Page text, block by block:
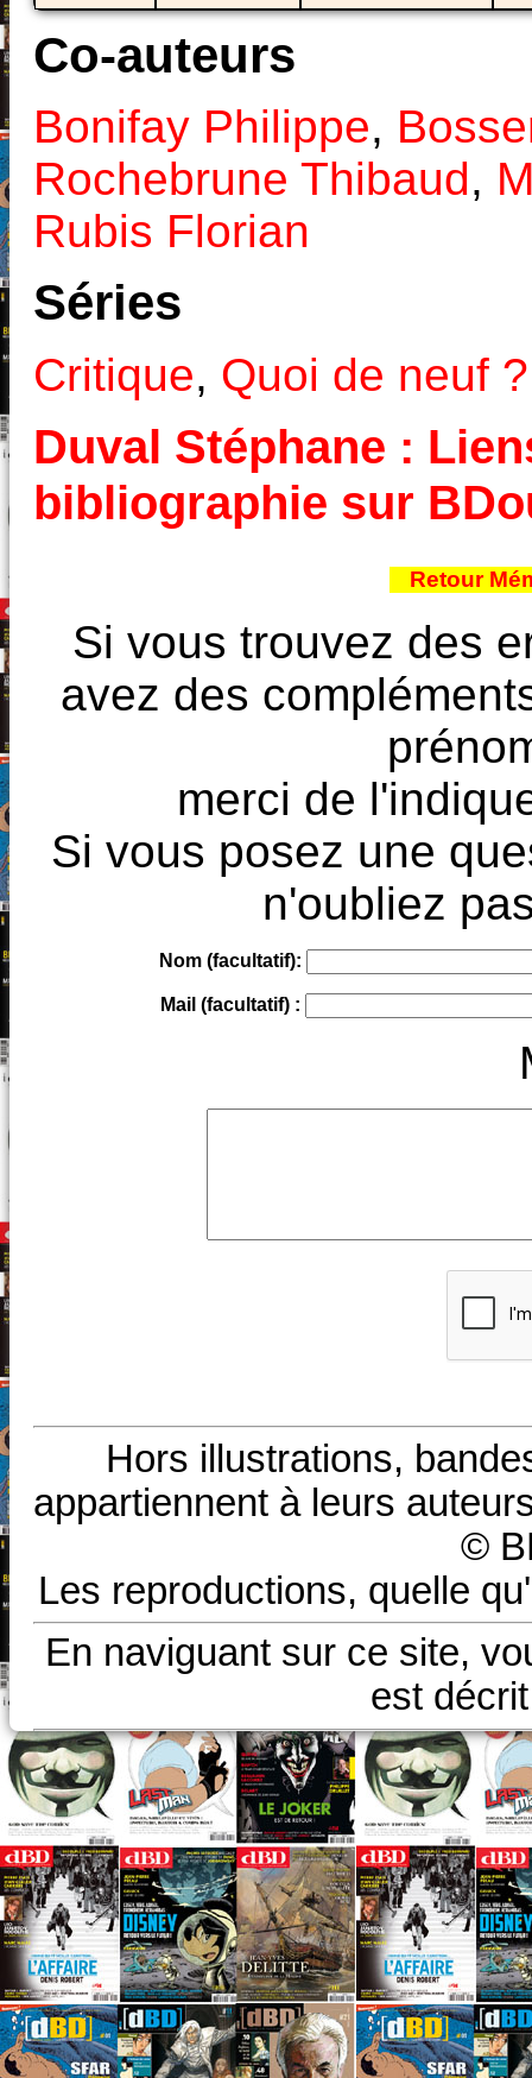
Co-auteurs
Bonifay Philippe,
Rochebrune Thibaud,
Rubis Florian
Séries
Critique, Quoi de neuf ?
Duval Stéphane :
bibliographie sur
Retour
Si vous trouvez des
avez des
merci de
Si vous posez une
n'oubliez
Nom (facultatif):
Mail (facultatif) :
Hors illustrations,
appartiennent à leurs
©
Les reproductions, quelle
En naviguant sur ce site,
est